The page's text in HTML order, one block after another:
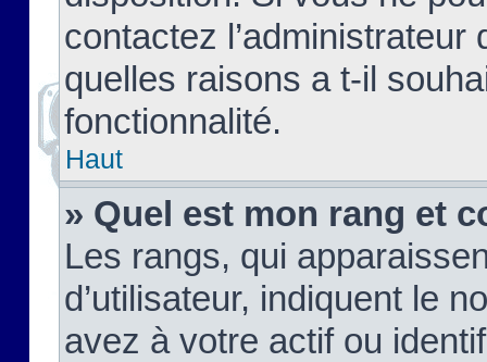
contactez
quelles raisons a t-il
fonctionnalité.
Haut
» Quel est mon rang et
Les rangs, qui
d’utilisateur, indiquent le
avez à votre actif ou